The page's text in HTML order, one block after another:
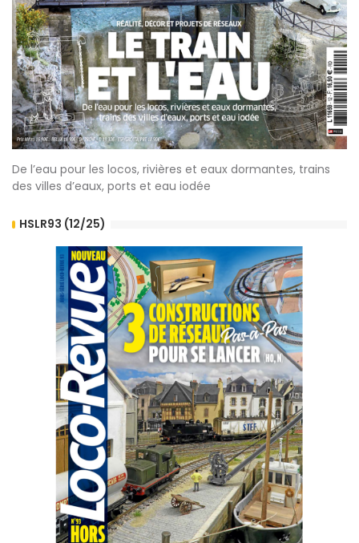
De l’eau pour les locos, rivières et eaux dormantes, trains
des villes d’eaux, ports et eau iodée
HSLR93 (12/25)